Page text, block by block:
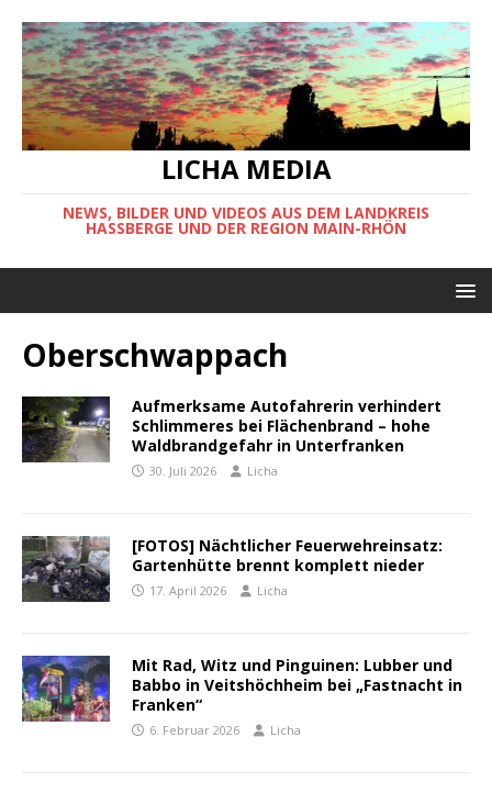
LICHA MEDIA
NEWS, BILDER UND VIDEOS AUS DEM LANDKREIS
HASSBERGE UND DER REGION MAIN-RHÖN
Oberschwappach
Aufmerksame Autofahrerin verhindert
Schlimmeres bei Flächenbrand – hohe
Waldbrandgefahr in Unterfranken
30. Juli 2026 Licha
[FOTOS] Nächtlicher Feuerwehreinsatz:
Gartenhütte brennt komplett nieder
17. April 2026 Licha
Mit Rad, Witz und Pinguinen: Lubber und
Babbo in Veitshöchheim bei „Fastnacht in
Franken“
6. Februar 2026 Licha